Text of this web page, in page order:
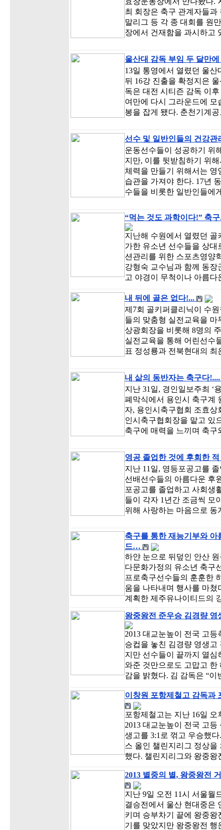
최 회장은 축구 관계자들
말리그 등 각 종 대회를 원
장에서 건재함을 과시하고
울산대 감독 부임 두 달만
13일 통영에서 열렸던 울
뒤 16강 진출을 확정지은
독은 대전 시티즌 감독 이
여만에 다시 그라운드에
봉을 잡게 됐다. 춘천기계
선수 및 일반인들의 건강
운동선수들이 성공하기 위
지만, 이를 뒷받침하기 위
체력을 만들기 위해서는
습관을 가져야 한다. 17년
수들을 비롯한 일반인들에
“먹는 것도 과학이다!” 축
지난해 수원에서 열렸던 골
가한 유소년 선수들을 상
션관리를 위한 스포츠영양
강형숙 교수님과 함께 동
고 야경이 무척이나 아름
내 뒤에 골은 없다!...
제7회 골키퍼클리닉이 수
들의 맞춤형 실전교육을 마
상광회장을 비롯해 8명의
실전교육을 통해 어린선수
표 정성룡과 전북현대의
내 삶의 동반자는 축구다
지난 31일, 경인일보주최 ‘
폐막식에서 용인시 축구계
자, 용인시축구협회 조효상
인시축구협회장을 맡고 있
축구에 매력을 느끼며 축
영공 졸업한 것에 후회한
지난 11일, 영등포공고를
선배선수들의 아름다운 후
포공고를 졸업하고 사회생
들이 각자 1년간 조금씩 모
위해 사랑하는 마음으로
축구를 통한 재능기부와
드…
하얀 눈으로 뒤덮인 안산
다문화가정의 유소년 축구
프로축구선수들의 훈훈한
움을 나타내며 행사를 마
계획한 제주유나이티드의
왕중왕전 준우승 김경량
2013 대교눈높이 전국 고
승컵을 놓친 김경량 영생고
지만 선수들이 끝까지 열
와준 것만으로도 고맙고 한
감을 밝혔다. 김 감독은 “
이창원 포항제철고 감독과
포항제철고는 지난 16일
2013 대교눈높이 전국 고
생고를 3:1로 꺾고 우승했
스 올인 챌린지리그 정상
했다. 챌린지리그와 왕중
2013 별중의 별, 왕중왕전
지난 9일 오전 11시 서울월
결승전에서 울산 현대중은
키며 승부차기 끝에 왕중
기를 맞았지만 왕중왕전